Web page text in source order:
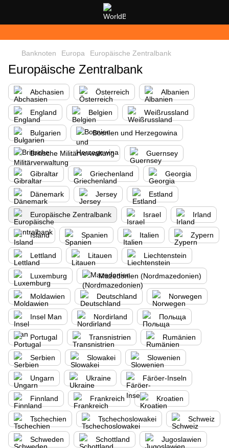
Banknoten Europa Europäische Zentralbank
Europäische Zentralbank
Abchasien Österreich Albanien
England Belgien Weißrussland
Bulgarien Bosnien und Herzegowina
Britische Militärverwaltung Guernsey
Gibraltar Griechenland Georgia
Dänemark Jersey Estland
Europäische Zentralbank Israel Irland
Island Spanien Italien Zypern
Lettland Litauen Liechtenstein
Luxemburg Mazedonien (Nordmazedonien)
Moldawien Deutschland Norwegen
Insel Man Nordirland Польща
Portugal Transnistrien Rumänien
Serbien Slowakei Slowenien
Ungarn Ukraine Färöer-Inseln
Finnland Frankreich Kroatien
Tschechien Tschechoslowakei Schweiz
Schweden Schottland Jugoslawien